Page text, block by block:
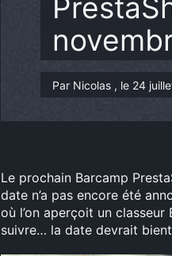
Par Nicolas , le 24
Le prochain Barcamp
date n’a pas encore été
où l’on aperçoit un
suivre… la date devrait